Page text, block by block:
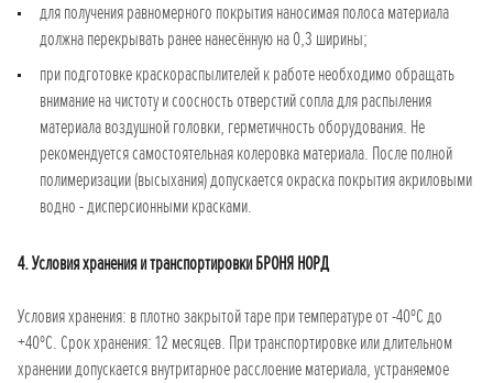
для получения равномерного покрытия наносимая полоса материала
должна перекрывать ранее нанесённую на 0,3 ширины;
при подготовке краскораспылителей к работе необходимо обращать
внимание на чистоту и соосность отверстий сопла для распыления
материала воздушной головки, герметичность оборудования. Не
рекомендуется самостоятельная колеровка материала. После полной
полимеризации (высыхания) допускается окраска покрытия акриловыми
водно - дисперсионными красками.
4. Условия хранения и транспортировки БРОНЯ НОРД
Условия хранения: в плотно закрытой таре при температуре от -40ºС до
+40ºС. Срок хранения: 12 месяцев. При транспортировке или длительном
хранении допускается внутритарное расслоение материала, устраняемое